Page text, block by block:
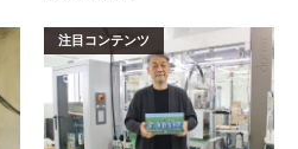
注目コンテンツ